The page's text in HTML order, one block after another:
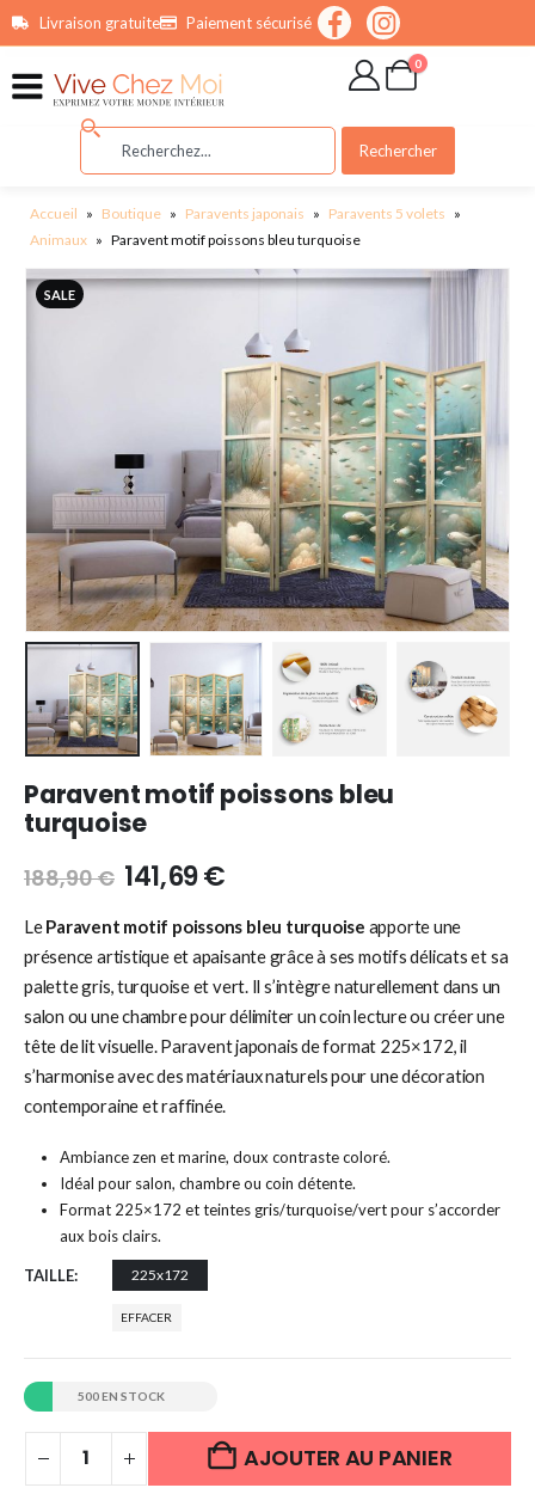
principalLivraison gratuite Paiement sécurisé
0
Rechercher
Accueil » Boutique » Paravents japonais » Paravents 5 volets »
Animaux » Paravent motif poissons bleu turquoise
SALE
Paravent motif poissons bleu
turquoise
188,90€ 141,69€
LeParavent motif poissons bleu turquoise apporte une
présence artistique et apaisante grâce à ses motifs délicats et sa
palette gris, turquoise et vert. Il s’intègre naturellement dans un
salon ou une chambre pour délimiter un coin lecture ou créer une
tête de lit visuelle. Paravent japonais de format 225×172, il
s’harmonise avec des matériaux naturels pour une décoration
contemporaine et raffinée.
Ambiance zen et marine, doux contraste coloré.
Idéal pour salon, chambre ou coin détente.
Format 225×172 et teintes gris/turquoise/vert pour s’accorder
aux bois clairs.
TAILLE 225x172
EFFACER
500 EN STOCK
AJOUTER AU PANIER